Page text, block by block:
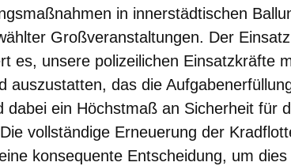
in innerstädtischen
Großveranstaltungen. Der
es, unsere polizeilichen Einsatzkräfte
auszustatten, das die
dabei ein Höchstmaß an Sicherheit für
vollständige Erneuerung der
konsequente Entscheidung, um